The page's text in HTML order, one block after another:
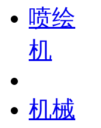
喷绘
机
机械